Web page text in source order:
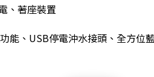
、著座裝置
能、USB停電沖水接頭、全方位